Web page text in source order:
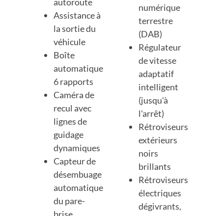
Assistance à
la sortie du
véhicule
Boîte
automatique
6 rapports
Caméra de
recul avec
lignes de
guidage
dynamiques
Capteur de
désembuage
automatique
du pare-
numérique
terrestre
(DAB)
Régulateur
de vitesse
adaptatif
intelligent
(jusqu'à
l'arrêt)
Rétroviseurs
extérieurs
noirs
brillants
Rétroviseurs
électriques
dégivrants,